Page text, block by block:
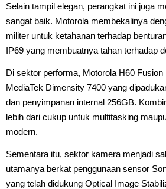
Selain tampil elegan, perangkat ini juga
sangat baik. Motorola membekalinya
militer untuk ketahanan terhadap
IP69 yang membuatnya tahan terhadap
Di sektor performa, Motorola H60
MediaTek Dimensity 7400 yang
dan penyimpanan internal 256GB.
lebih dari cukup untuk multitasking
modern.
Sementara itu, sektor kamera menjadi
utamanya berkat penggunaan sensor
yang telah didukung Optical Image